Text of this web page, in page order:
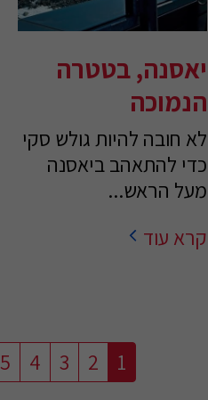
יאסנה, בטטרה
הנמוכה
לא חובה להיות גולש סקי
כדי להתאהב ביאסנה
מעל הראש...
קרא עוד
1
2
3
4
5